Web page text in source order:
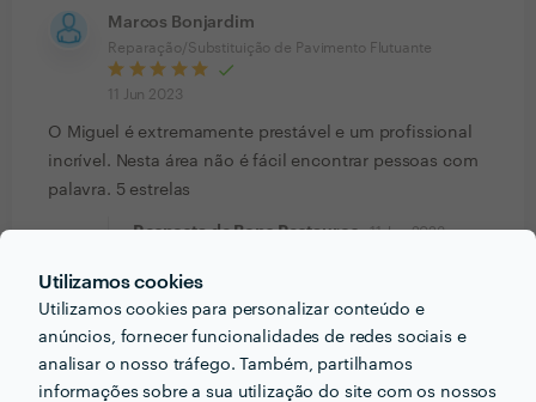
Utilizamos cookies
Utilizamos cookies para personalizar conteúdo e
anúncios, fornecer funcionalidades de redes sociais e
analisar o nosso tráfego. Também, partilhamos
informações sobre a sua utilização do site com os nossos
Marcos Bonjardim
Reparação/Substituição de Pavimento Flutuante
11 Jun 2023
O Miguel é extremamente prestável e um profissional
incrível. Nesta área não é fácil encontrar pessoas com
palavra. 5 estrelas
Resposta de Bons Restauros 11 Jun 2023
PORTEFÓLIO